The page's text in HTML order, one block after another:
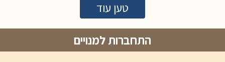
טען עוד
התחברות למנויים